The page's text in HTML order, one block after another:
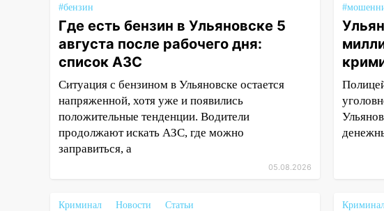
14:32
На Ульяновскую область
надвигается жара
14:08 Пешеход переходил по
серьезной аварии на
Фруктовой
13:30 В Димитровграде на
улице Трудовой горело здание
автомобиль
#бензин
Где есть бензин в Ульяновске 5
августа после рабочего дня:
список АЗС
Ситуация с бензином в Ульяновске остается
напряженной, хотя уже и появились
положительные тенденции. Водители
продолжают искать АЗС, где можно
заправиться, а
05.08.2026
Криминал Новости
Статьи